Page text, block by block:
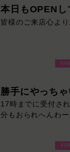
本日もOPENし
皆様のご来店心よ
勝手にやっちゃ
17時までに受付さ
分もおられへんわ
めるチャンス！た